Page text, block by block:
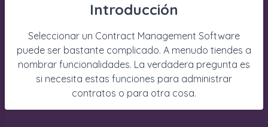
Introducción
Seleccionar un Contract Management Software
puede ser bastante complicado. A menudo tiendes a
nombrar funcionalidades. La verdadera pregunta es
si necesita estas funciones para administrar
contratos o para otra cosa.